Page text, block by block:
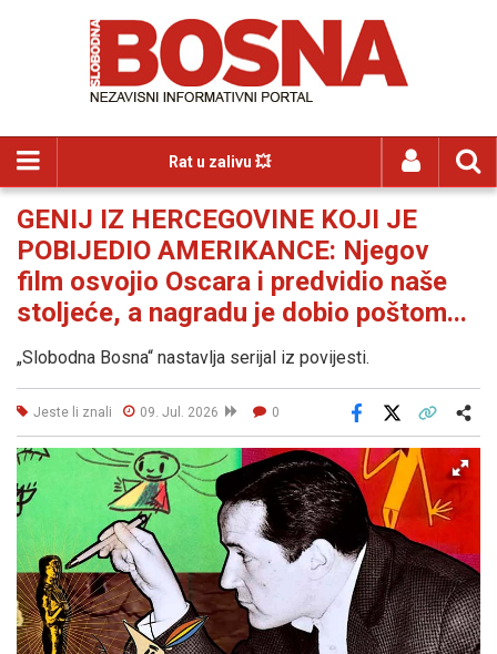
Rat u zalivu 💥
GENIJ IZ HERCEGOVINE KOJI JE
POBIJEDIO AMERIKANCE: Njegov
film osvojio Oscara i predvidio naše
stoljeće, a nagradu je dobio poštom...
„Slobodna Bosna“ nastavlja serijal iz povijesti.
Jeste li znali 09. Jul. 2026 0
Facebook